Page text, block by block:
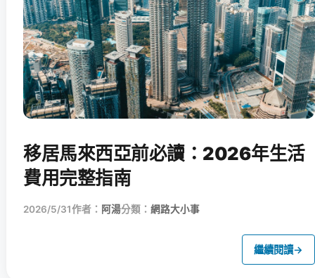
移居馬來西亞前必讀：2026年生活
費用完整指南
2026/5/31作者： 阿湯分類： 網路大小事
繼續閱讀→